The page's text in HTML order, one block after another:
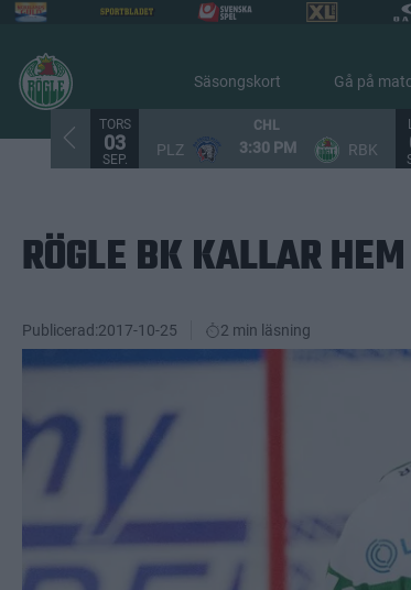
Säsongskort Gå på
TORS
03
SEP.
CHL
PLZ 3:30 PM RBK
RÖGLE BK KALLAR
Publicerad:2017-10-25 2 min läsning